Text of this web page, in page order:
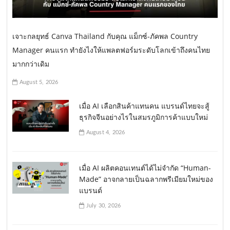
เจาะกลยุทธ์ Canva Thailand กับคุณ แม็กซ์-ภัคพล Country
Manager คนแรก ทำยังไงให้แพลตฟอร์มระดับโลกเข้าถึงคนไทย
มากกว่าเดิม
August 5, 2026
เมื่อ AI เลือกสินค้าแทนคน แบรนด์ไทยจะสู้
ธุรกิจจีนอย่างไรในสมรภูมิการค้าแบบใหม่
August 4, 2026
เมื่อ AI ผลิตคอนเทนต์ได้ไม่จำกัด “Human-
Made” อาจกลายเป็นฉลากพรีเมียมใหม่ของ
แบรนด์
July 30, 2026